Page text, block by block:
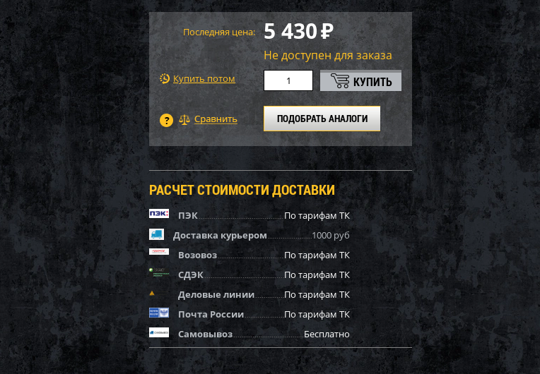
Последняя цена: 5 430₽
Не доступен для заказа
Купить потом
ПОДОБРАТЬ АНАЛОГИ
РАСЧЕТ СТОИМОСТИ ДОСТАВКИ
ПЭК
По тарифам ТК
Доставка курьером
1000 руб
Возовоз
По тарифам ТК
СДЭК
По тарифам ТК
Деловые линии
По тарифам ТК
Почта России
По тарифам ТК
Самовывоз
Бесплатно